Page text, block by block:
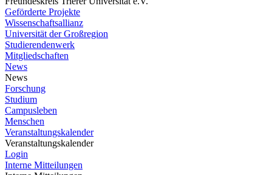
Geförderte Projekte
Wissenschaftsallianz
Universität der Großregion
Studierendenwerk
Mitgliedschaften
News
News
Forschung
Studium
Campusleben
Menschen
Veranstaltungskalender
Veranstaltungskalender
Login
Interne Mitteilungen